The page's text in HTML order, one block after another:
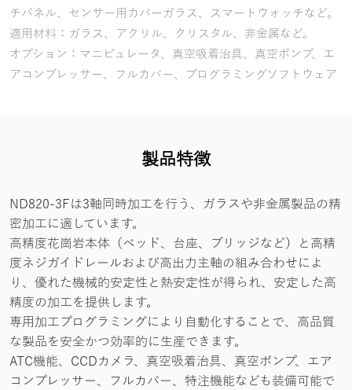
チパネル、センサー用カバーガラス、スマートウォッチなど。
適用材料：ガラス、アクリル、クリスタル、非金属など。
オプション：マニピュレータ、真空吸着治具、真空ポンプ、エ
アコンプレッサー、フルカバー、プログラミングソフトウェア
製品特徴
ND820-3Fは3軸同時加工を行う、ガラスや非金属製品の精
密加工に適しています。
高精度花崗岩本体（ベッド、台座、ブリッジなど）と高精
度ネジガイドレールおよび高出力主軸の組み合わせによ
り、優れた機械的安定性と熱安定性が得られ、安定した高
精度の加工を提供します。
専用加工プログラミングにより自動化することで、高品質
な製品を安全かつ効率的に生産できます。
ATC機能、CCDカメラ、真空吸着治具、真空ポンプ、エア
コンプレッサー、フルカバー、特注機能なども装備可能で